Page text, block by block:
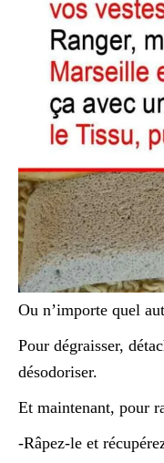
Ou n’importe quel
Pour dégraisser,
désodoriser.
Et maintenant, pour
-Râpez-le et